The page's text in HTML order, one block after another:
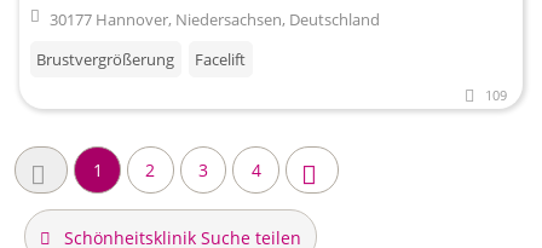
30177 Hannover, Niedersachsen, Deutschland
Brustvergrößerung
Facelift
109
1 2 3 4
Schönheitsklinik Suche teilen